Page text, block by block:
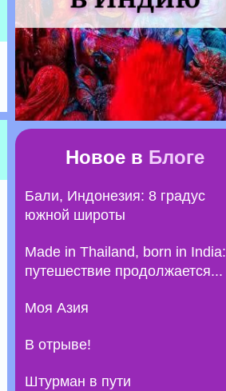
Новое в Блоге
Бали, Индонезия: 8 градус
южной широты
Made in Thailand, born in India:
путешествие продолжается...
Моя Азия
В отрыве!
Штурман в пути